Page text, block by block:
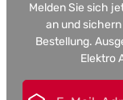
Melden Sie sich
an und
Bestellung.
Elektro